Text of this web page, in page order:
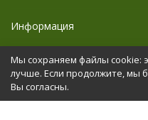
Информация
Дополнительно
Политика персональных
Мы сохраняем файлы cookie:
лучше. Если продолжите, мы
Вы согласны.